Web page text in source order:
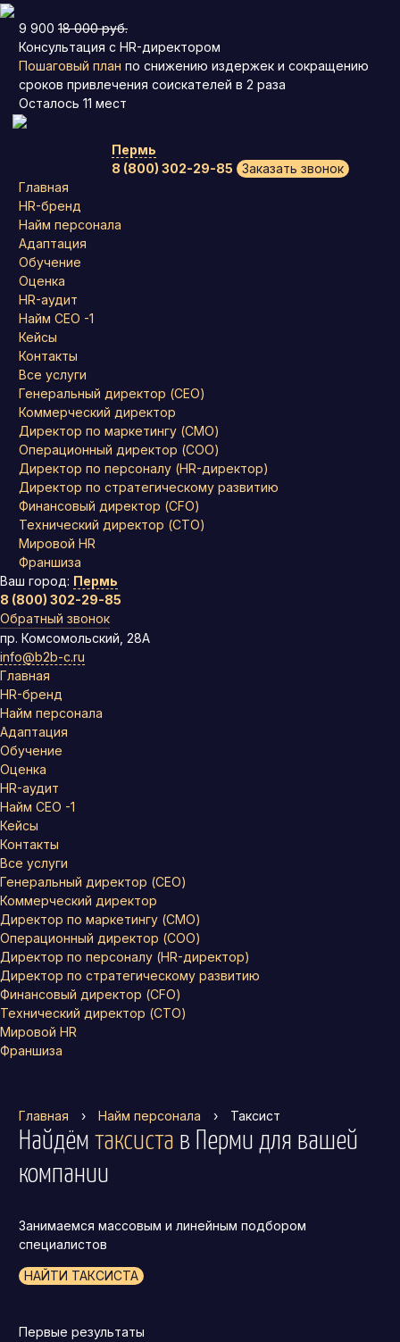
9 900 18 000 руб.
Консультация с HR-директором
Пошаговый план по снижению издержек и сокращению
сроков привлечения соискателей в 2 раза
Осталось 11 мест
Пермь
8 (800) 302-29-85
Заказать звонок
Главная
HR-бренд
Найм персонала
Адаптация
Обучение
Оценка
HR-аудит
Найм СЕО -1
Кейсы
Контакты
Все услуги
Генеральный директор (CEO)
Коммерческий директор
Директор по маркетингу (CMO)
Операционный директор (COO)
Директор по персоналу (HR-директор)
Директор по стратегическому развитию
Финансовый директор (CFO)
Технический директор (CTO)
Мировой HR
Франшиза
Ваш город: Пермь
8 (800) 302-29-85
Обратный звонок
пр. Комсомольский, 28А
info@b2b-c.ru
Главная
HR-бренд
Найм персонала
Адаптация
Обучение
Оценка
HR-аудит
Найм СЕО -1
Кейсы
Контакты
Все услуги
Генеральный директор (CEO)
Коммерческий директор
Директор по маркетингу (CMO)
Операционный директор (COO)
Директор по персоналу (HR-директор)
Директор по стратегическому развитию
Финансовый директор (CFO)
Технический директор (CTO)
Мировой HR
Франшиза
Главная › Найм персонала › Таксист
Найдём таксиста в Перми для вашей
компании
Занимаемся массовым и линейным подбором
специалистов
НАЙТИ ТАКСИСТА
Первые результаты